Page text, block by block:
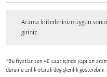
Arama kriterlerinize uygun
giriniz.
*Bu fiyatlar son 48 saat içinde yapılan
durumu anlık olarak değişkenlik gösterebilir.